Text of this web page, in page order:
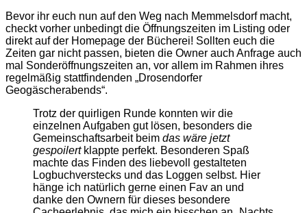
Bevor ihr euch nun auf den Weg nach Memmelsdorf macht,
checkt vorher unbedingt die Öffnungszeiten im Listing oder
direkt auf der Homepage der Bücherei! Sollten euch die
Zeiten gar nicht passen, bieten die Owner auch Anfrage auch
mal Sonderöffnungszeiten an, vor allem im Rahmen ihres
regelmäßig stattfindenden „Drosendorfer
Geogäscherabends“.
Trotz der quirligen Runde konnten wir die
einzelnen Aufgaben gut lösen, besonders die
Gemeinschaftsarbeit beim das wäre jetzt
gespoilertklappte perfekt. Besonderen Spaß
machte das Finden des liebevoll gestalteten
Logbuchverstecks und das Loggen selbst. Hier
hänge ich natürlich gerne einen Fav an und
danke den Ownern für dieses besondere